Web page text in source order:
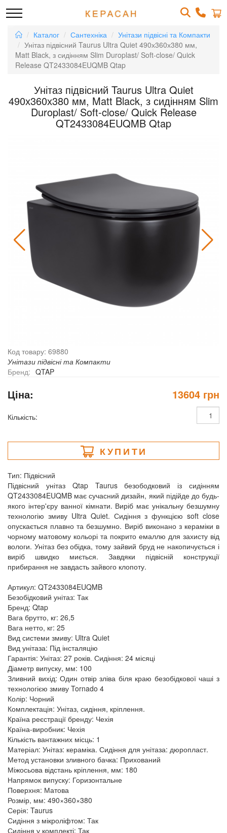
Каталог Сантехніка
Унітази підвісні та Компакти
Унітаз підвісний Taurus Ultra Quiet 490х360х380 мм,
Matt Black, з сидінням Slim Duroplast/ Soft-close/ Quick
Release QT2433084EUQMB Qtap
Унітаз підвісний Taurus Ultra Quiet
490х360х380 мм, Matt Black, з сидінням Slim
Duroplast/ Soft-close/ Quick Release
QT2433084EUQMB Qtap
Код товару: 69880
Унітази підвісні та Компакти
Бренд: QTAP
Ціна: 13604 грн
Кількість:
КУПИТИ
Тип: Підвісний
Підвісний унітаз Qtap Taurus безободковий із сидінням
QT2433084EUQMB має сучасний дизайн, який підійде до будь-
якого інтер'єру ванної кімнати. Виріб має унікальну безшумну
технологію змиву Ultra Quiet. Сидіння з функцією soft close
опускається плавно та безшумно. Виріб виконано з кераміки в
чорному матовому кольорі та покрито емаллю для захисту від
вологи. Унітаз без обідка, тому зайвий бруд не накопичується і
виріб швидко миється. Завдяки підвісній конструкції
прибирання не завдасть зайвого клопоту.
Артикул: QT2433084EUQMB
Безобідковий унітаз: Так
Бренд: Qtap
Вага брутто, кг: 26,5
Вага нетто, кг: 25
Вид системи змиву: Ultra Quiet
Вид унітаза: Під інсталяцію
Гарантія: Унітаз: 27 років. Сидіння: 24 місяці
Діаметр випуску, мм: 100
Зливний вихід: Один отвір зліва біля краю безобідкової чаші з
технологією змиву Tornado 4
Колір: Чорний
Комплектація: Унітаз, сидіння, кріплення.
Країна реєстрації бренду: Чехія
Країна-виробник: Чехія
Кількість вантажних місць: 1
Матеріал: Унітаз: кераміка. Сидіння для унітаза: дюропласт.
Метод установки зливного бачка: Прихований
Міжосьова відстань кріплення, мм: 180
Напрямок випуску: Горизонтальне
Поверхня: Матова
Розмір, мм: 490×360×380
Серія: Taurus
Сидіння з мікроліфтом: Так
Сидіння у комплекті: Так